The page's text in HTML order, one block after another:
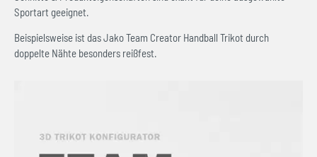
Sportart geeignet.
Beispielsweise ist das Jako Team Creator Handball Trikot durch
doppelte Nähte besonders reißfest.